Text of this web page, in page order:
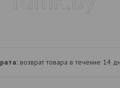
возврат товара в течение 14